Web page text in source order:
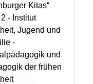
Kitas“
- Institut
Jugend und
-
und
der frühen